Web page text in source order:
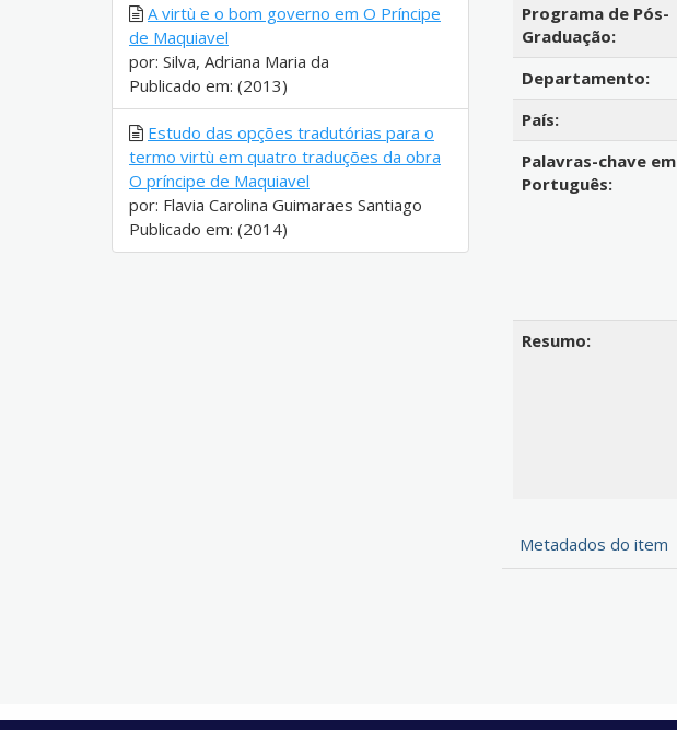
Programa de Pós-
Graduação:
Departamento:
País:
Palavras-chave em
Português:
Resumo:
Metadados do item
A virtù e o bom governo em O Príncipe
de Maquiavel
por: Silva, Adriana Maria da
Publicado em: (2013)
Estudo das opções tradutórias para o
termo virtù em quatro traduções da obra
O príncipe de Maquiavel
por: Flavia Carolina Guimaraes Santiago
Publicado em: (2014)